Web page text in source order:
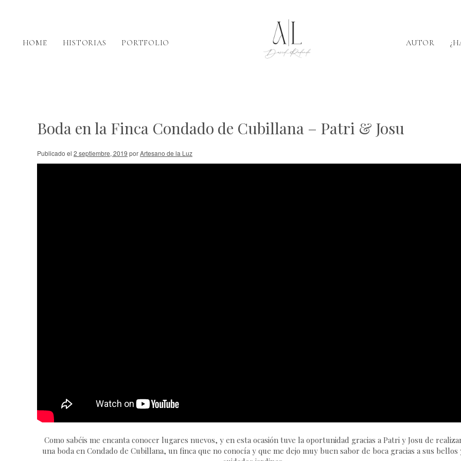
HOME HISTORIAS PORTFOLIO AUTOR
Boda en la Finca Condado de Cubillana – Patri & Josu
Publicado el 2 septiembre, 2019 porArtesano de la Luz
Como sabéis me encanta conocer lugares nuevos, y en esta ocasión tuve la oportunidad gracias a Patri y Josu de
una boda en Condado de Cubillana, un finca que no conocía y que me dejo muy buen sabor de boca gracias a sus bellos